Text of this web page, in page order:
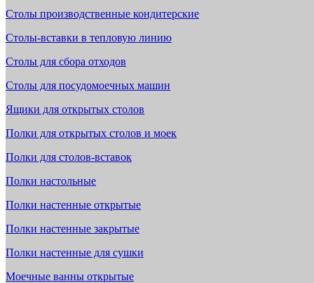
Столы производственные кондитерские
Столы-вставки в тепловую линию
Столы для сбора отходов
Столы для посудомоечных машин
Ящики для открытых столов
Полки для открытых столов и моек
Полки для столов-вставок
Полки настольные
Полки настенные открытые
Полки настенные закрытые
Полки настенные для сушки
Моечные ванны открытые